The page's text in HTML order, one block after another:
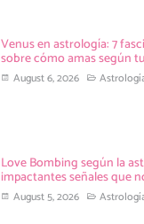
Venus en astrología: 7
sobre cómo amas según
August 6, 2026
Love Bombing según la
impactantes señales que
August 5, 2026